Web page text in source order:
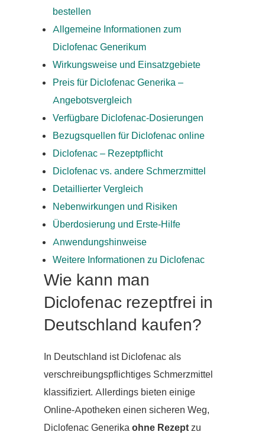
bestellen
Allgemeine Informationen zum
Diclofenac Generikum
Wirkungsweise und Einsatzgebiete
Preis für Diclofenac Generika –
Angebotsvergleich
Verfügbare Diclofenac-Dosierungen
Bezugsquellen für Diclofenac online
Diclofenac – Rezeptpflicht
Diclofenac vs. andere Schmerzmittel
Detaillierter Vergleich
Nebenwirkungen und Risiken
Überdosierung und Erste-Hilfe
Anwendungshinweise
Weitere Informationen zu Diclofenac
Wie kann man
Diclofenac rezeptfrei in
Deutschland kaufen?
In Deutschland ist Diclofenac als
verschreibungspflichtiges Schmerzmittel
klassifiziert. Allerdings bieten einige
Online-Apotheken einen sicheren Weg,
Diclofenac Generikaohne Rezeptzu